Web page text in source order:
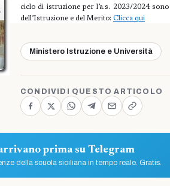
ciclo di istruzione per l’a.s. 2023/2024
dell’Istruzione e del Merito: Clicca qui
Ministero Istruzione e Università
CONDIVIDI QUESTO ARTICOLO
prima su Telegram
della scuola siciliana in tempo reale. Gratis.